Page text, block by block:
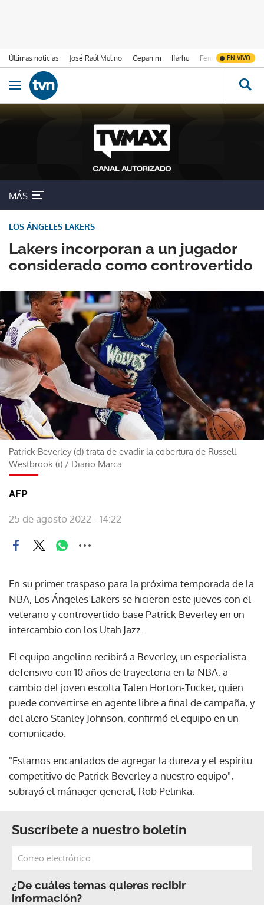
Últimas noticias José Raúl Mulino Cepanim Ifarhu Fenómeno de El
EN VIVO
Ir al contenido
Obrir navegació
MÁS
Lakers incorporan a un jugador
considerado como controvertido
LOS ÁNGELES LAKERS
Patrick Beverley (d) trata de evadir la cobertura de Russell
Westbrook (i) / Diario Marca
AFP
25 de agosto 2022 - 14:22
En su primer traspaso para la próxima temporada de la
NBA, Los Ángeles Lakers se hicieron este jueves con el
veterano y controvertido base Patrick Beverley en un
intercambio con los Utah Jazz.
El equipo angelino recibirá a Beverley, un especialista
defensivo con 10 años de trayectoria en la NBA, a
cambio del joven escolta Talen Horton-Tucker, quien
puede convertirse en agente libre a final de campaña, y
del alero Stanley Johnson, confirmó el equipo en un
comunicado.
"Estamos encantados de agregar la dureza y el espíritu
competitivo de Patrick Beverley a nuestro equipo",
subrayó el mánager general, Rob Pelinka.
Suscríbete a nuestro boletín
¿De cuáles temas quieres recibir
información?